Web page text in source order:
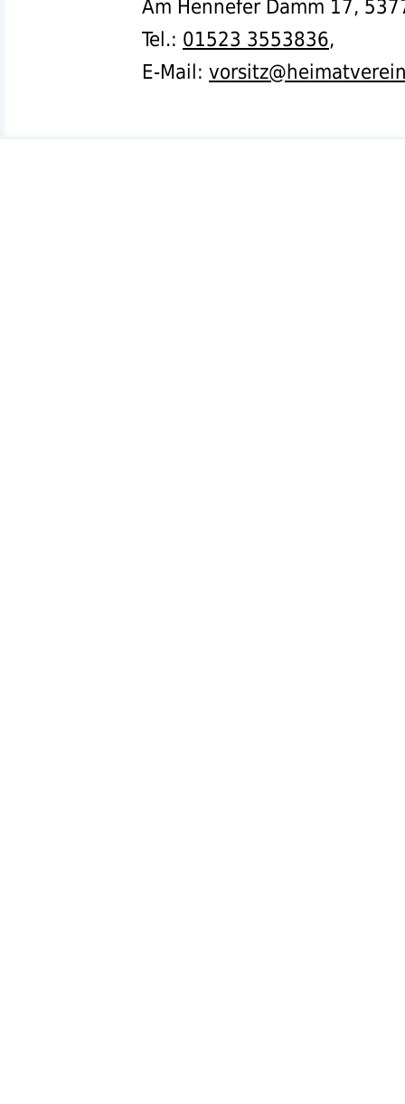
Am Hennefer Damm 17,
Tel.: 01523 3553836,
E-Mail: